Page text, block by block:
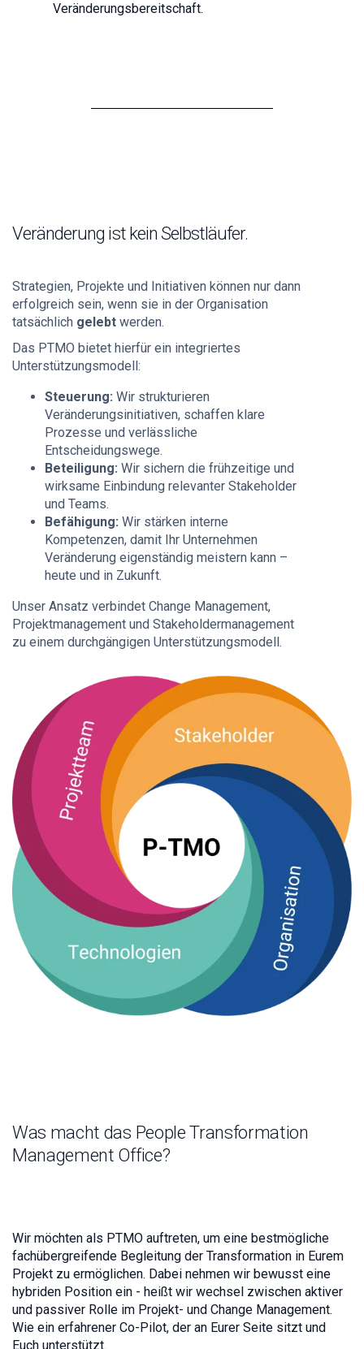
Veränderungsbereitschaft.
Veränderung ist kein Selbstläufer.
Strategien, Projekte und Initiativen können nur dann
erfolgreich sein, wenn sie in der Organisation
tatsächlich gelebt werden.
Das PTMO bietet hierfür ein integriertes
Unterstützungsmodell:
Steuerung: Wir strukturieren
Veränderungsinitiativen, schaffen klare
Prozesse und verlässliche
Entscheidungswege.
Beteiligung: Wir sichern die frühzeitige und
wirksame Einbindung relevanter Stakeholder
und Teams.
Befähigung: Wir stärken interne
Kompetenzen, damit Ihr Unternehmen
Veränderung eigenständig meistern kann –
heute und in Zukunft.
Unser Ansatz verbindet Change Management,
Projektmanagement und Stakeholdermanagement
zu einem durchgängigen Unterstützungsmodell.
Was macht das People Transformation
Management Office?
Wir möchten als PTMO auftreten, um eine bestmögliche
fachübergreifende Begleitung der Transformation in Eurem
Projekt zu ermöglichen. Dabei nehmen wir bewusst eine
hybriden Position ein - heißt wir wechsel zwischen aktiver
und passiver Rolle im Projekt- und Change Management.
Wie ein erfahrener Co-Pilot, der an Eurer Seite sitzt und
Euch unterstützt.